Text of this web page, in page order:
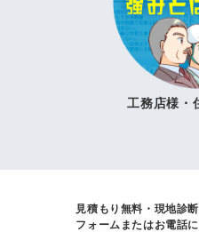
工務店様・
見積もり無料・現地診断
フォームまたはお電話